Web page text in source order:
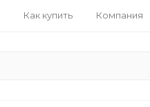
Как купить Компания